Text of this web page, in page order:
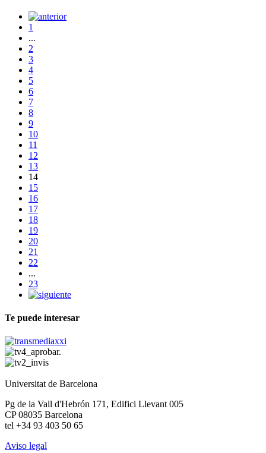
1
...
2
3
4
5
6
7
8
9
10
11
12
13
14
15
16
17
18
19
20
21
22
...
23
Te puede interesar
Universitat de Barcelona
Pg de la Vall d'Hebrón 171, Edifici Llevant 005
CP 08035 Barcelona
tel +34 93 403 50 65
Aviso legal